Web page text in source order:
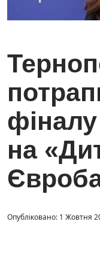
на
Опубліковано: 1 Жовтня